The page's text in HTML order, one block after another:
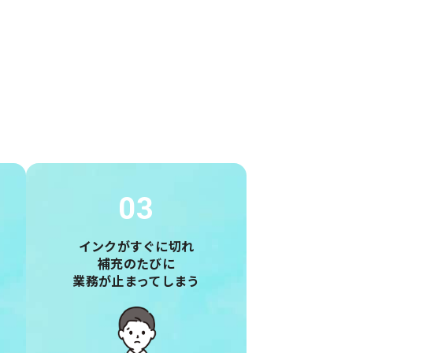
03
インクがすぐに切れ
補充のたびに
業務が止まってしまう